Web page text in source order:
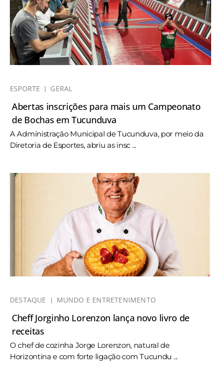
ESPORTE GERAL
Abertas inscrições para mais um Campeonato
de Bochas em Tucunduva
A Administração Municipal de Tucunduva, por meio da
Diretoria de Esportes, abriu as insc ...
DESTAQUE MUNDO E ENTRETENIMENTO
Cheff Jorginho Lorenzon lança novo livro de
receitas
O chef de cozinha Jorge Lorenzon, natural de
Horizontina e com forte ligação com Tucundu ...